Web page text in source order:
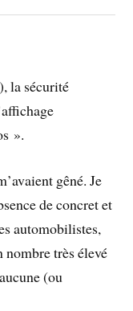
la sécurité
».
gêné. Je
de concret et
automobilistes,
nombre très élevé
(ou